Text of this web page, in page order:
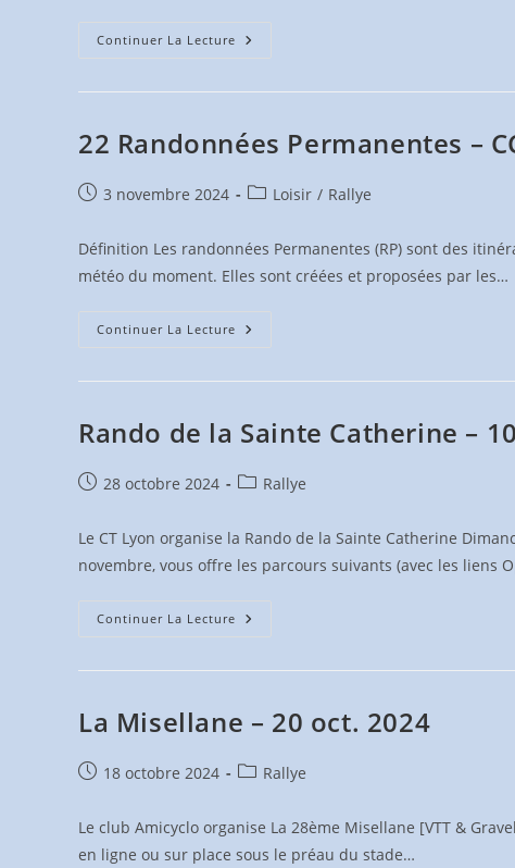
Continuer La Lecture Téléthon
22 Randonnées Permanentes –
Publication
3 novembre 2024
PostLoisir / Rallye
Définition Les randonnées Permanentes (RP) sont des
météo du moment. Elles sont créées et proposées par les…
Continuer La Lecture 22
Rando de la Sainte Catherine –
Publication
28 octobre 2024
PostRallye
Le CT Lyon organise la Rando de la Sainte Catherine
novembre, vous offre les parcours suivants (avec les liens
Continuer La Lecture Rando
Nov.
La Misellane – 20 oct. 2024
Publication
18 octobre 2024
PostRallye
Le club Amicyclo organise La 28ème Misellane [VTT &
en ligne ou sur place sous le préau du stade…